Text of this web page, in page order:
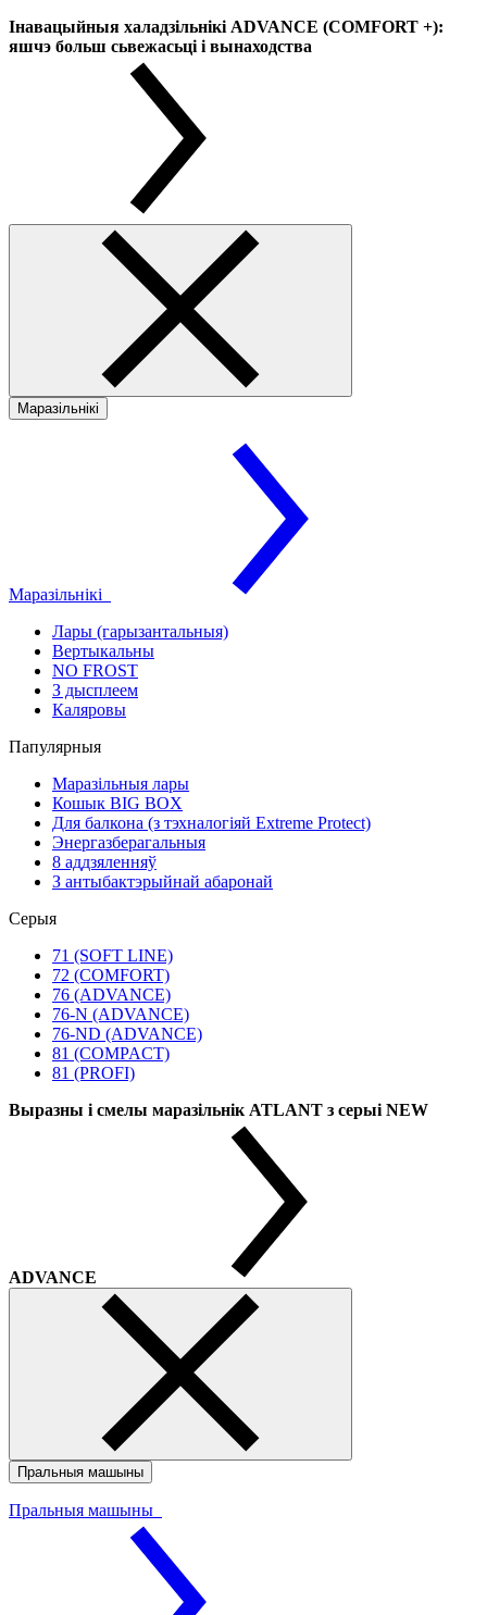
Інавацыйныя халадзільнікі ADVANCE (COMFORT +):
яшчэ больш сьвежасьці і вынаходства
Маразільнікі
Маразільнікі
Лары (гарызантальныя)
Вертыкальны
NO FROST
З дысплеем
Каляровы
Папулярныя
Маразільныя лары
Кошык BIG BOX
Для балкона (з тэхналогіяй Extreme Protect)
Энергазберагальныя
8 аддзяленняў
З антыбактэрыйнай абаронай
Серыя
71 (SOFT LINE)
72 (COMFORT)
76 (ADVANCE)
76-N (ADVANCE)
76-ND (ADVANCE)
81 (COMPACT)
81 (PROFI)
Выразны і смелы маразільнік ATLANT з серыі NEW
ADVANCE
Пральныя машыны
Пральныя машыны